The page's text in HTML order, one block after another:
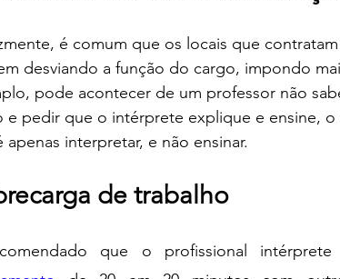
é comum que os locais que
desviando a função do cargo, impondo
pode acontecer de um professor não
e pedir que o intérprete explique e ensine,
apenas interpretar, e não ensinar.
de trabalho